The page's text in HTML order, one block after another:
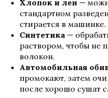
Хлопок и лен —
стандартном
стирается в машинке.
Синтетика —
раствором, чтобы не
волокон.
Автомобильная
промокают, затем
после хорошо сушат